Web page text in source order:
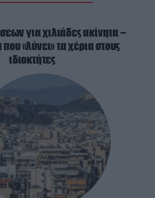
για χιλιάδες ακίνητα –
«λύνει» τα χέρια στους
ιδιοκτήτες